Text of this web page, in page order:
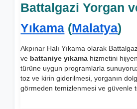
Battalgazi Yorgan
Yıkama (Malatya)
Akpınar Halı Yıkama olarak
ve battaniye yıkama hizmetini
türüne uygun programlarla
toz ve kirin giderilmesi, yorganın
görmeden temizlenmesi ve güvenle